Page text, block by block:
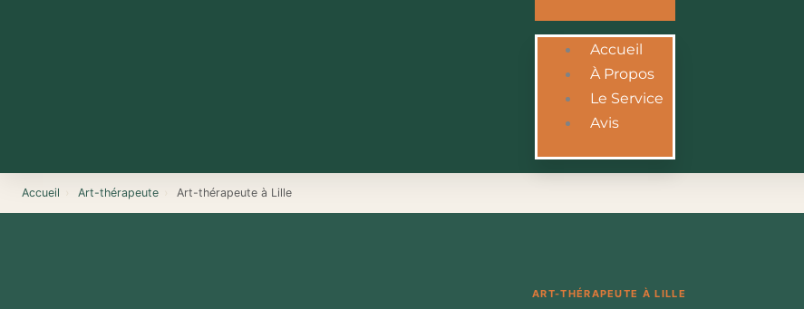
Accueil
À Propos
Le Service
Avis
Accueil Art-thérapeute Art-thérapeute à Lille
ART-THÉRAPEUTE À LILLE